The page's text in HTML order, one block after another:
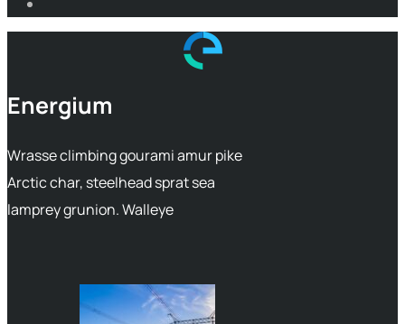
Energium
Wrasse climbing gourami amur pike
Arctic char, steelhead sprat sea
lamprey grunion. Walleye